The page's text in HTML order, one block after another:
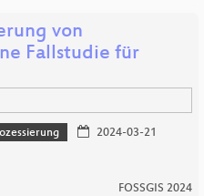
von
Fallstudie für
2024-03-21
FOSSGIS 2024